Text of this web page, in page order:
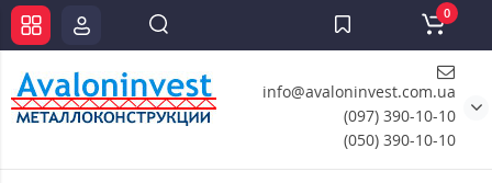
info@avaloninvest.com.ua
(097) 390-10-10
(050) 390-10-10
0